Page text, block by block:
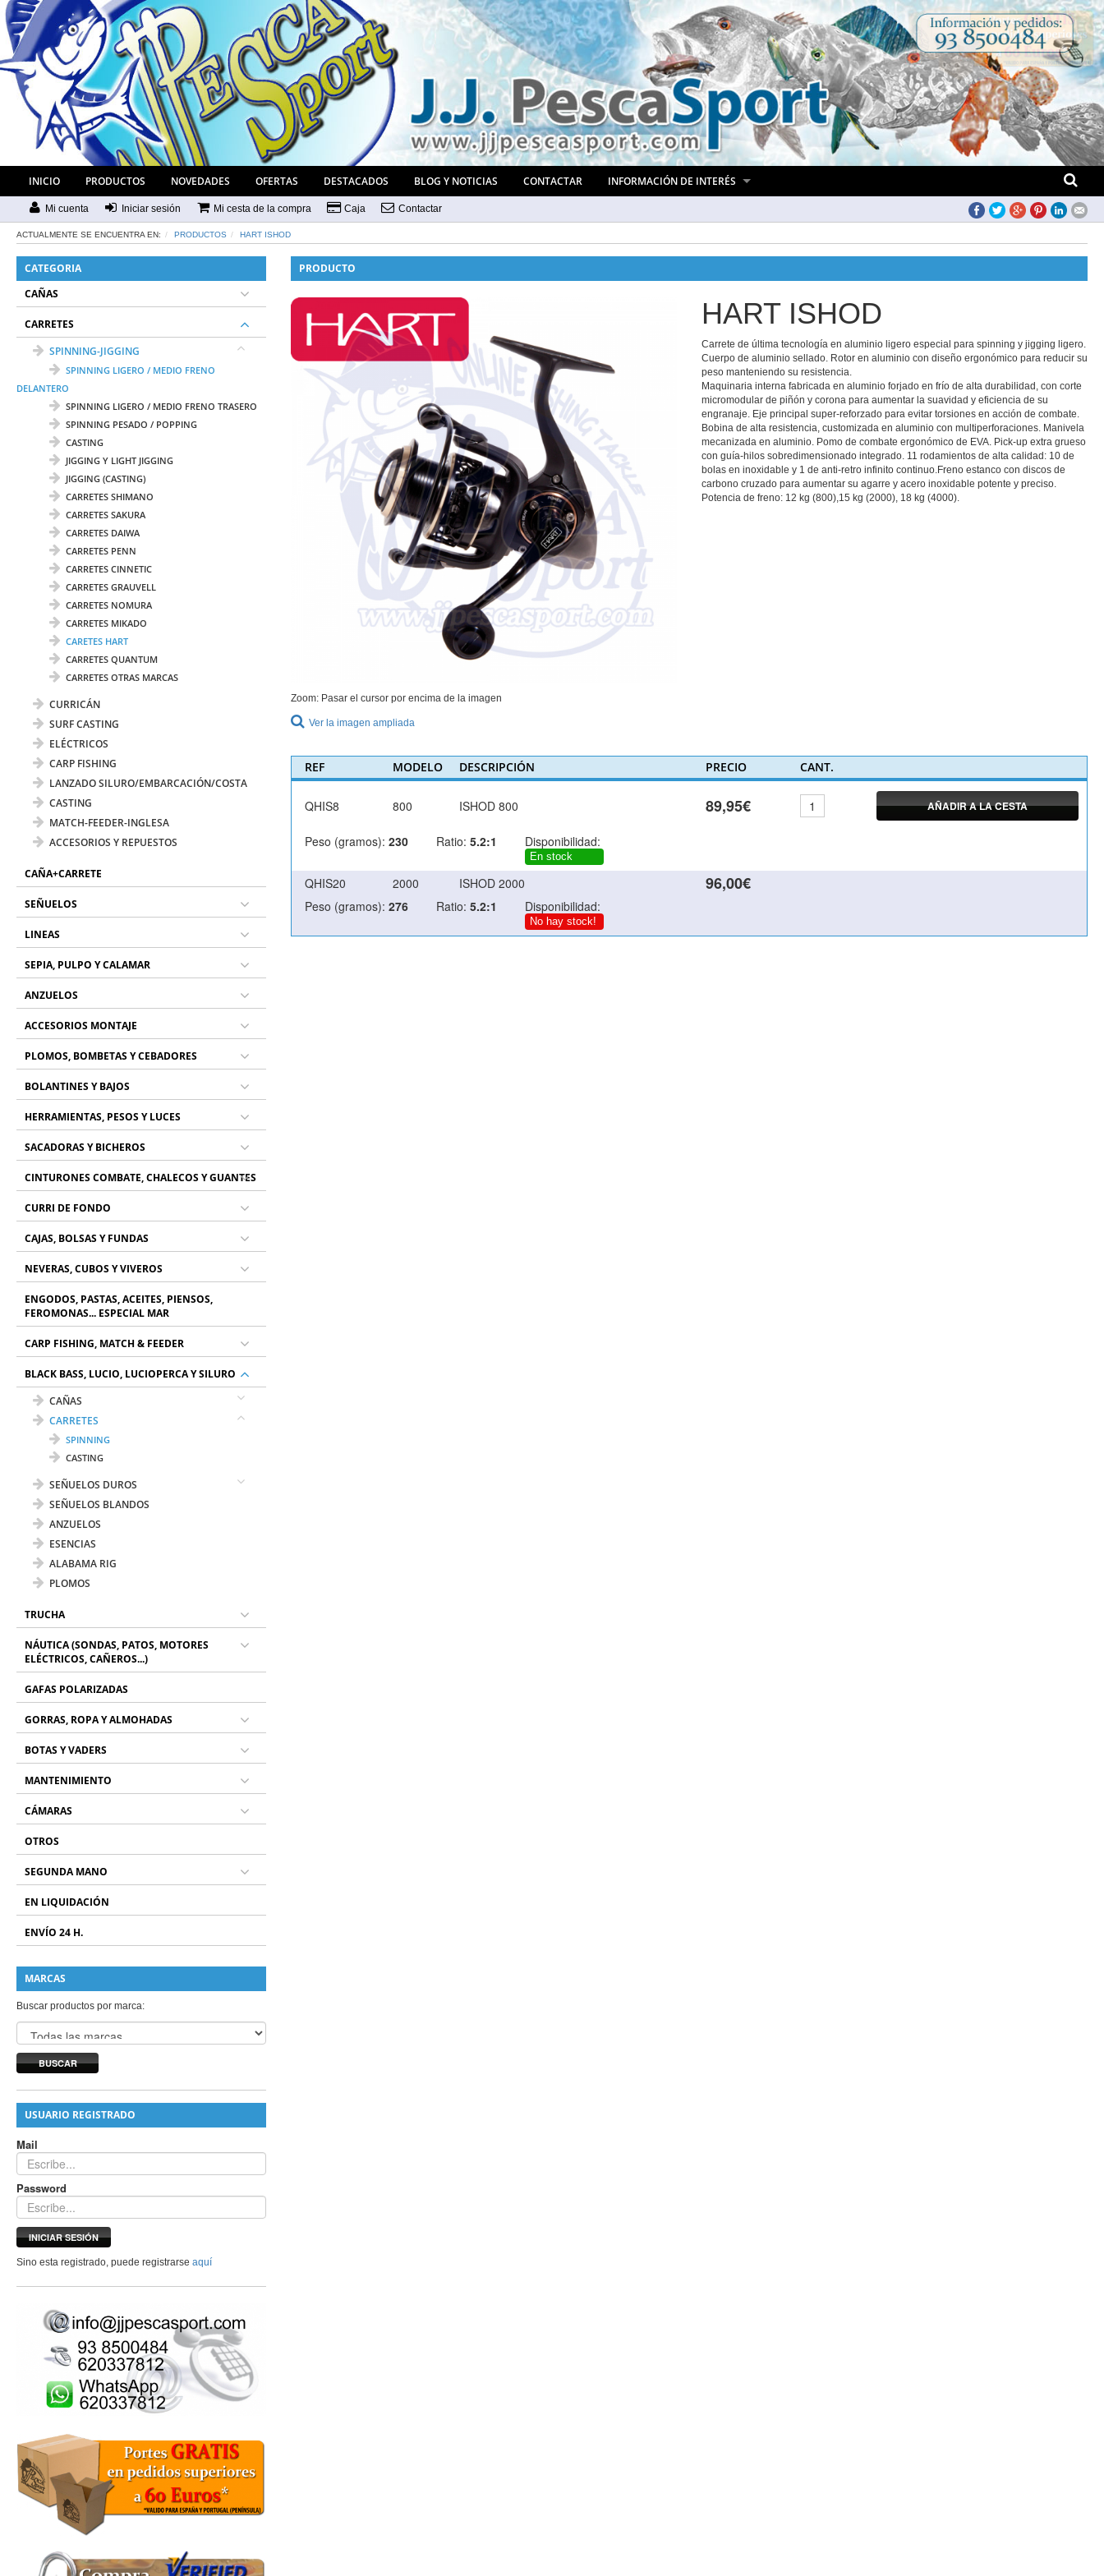
INICIO PRODUCTOS NOVEDADES OFERTAS DESTACADOS BLOG Y NOTICIAS CONTACTAR INFORMACIÓN DE INTERÉS
Mi cuenta Iniciar sesión Mi cesta de la compra Caja Contactar
ACTUALMENTE SE ENCUENTRA EN: PRODUCTOS HART ISHOD
CATEGORIA
CAÑAS
CARRETES
SPINNING-JIGGING
SPINNING LIGERO / MEDIO FRENO
DELANTERO
SPINNING LIGERO / MEDIO FRENO TRASERO
SPINNING PESADO / POPPING
CASTING
JIGGING Y LIGHT JIGGING
JIGGING (CASTING)
CARRETES SHIMANO
CARRETES SAKURA
CARRETES DAIWA
CARRETES PENN
CARRETES CINNETIC
CARRETES GRAUVELL
CARRETES NOMURA
CARRETES MIKADO
CARETES HART
CARRETES QUANTUM
CARRETES OTRAS MARCAS
CURRICÁN
SURF CASTING
ELÉCTRICOS
CARP FISHING
LANZADO SILURO/EMBARCACIÓN/COSTA
CASTING
MATCH-FEEDER-INGLESA
ACCESORIOS Y REPUESTOS
CAÑA+CARRETE
SEÑUELOS
LINEAS
SEPIA, PULPO Y CALAMAR
ANZUELOS
ACCESORIOS MONTAJE
PLOMOS, BOMBETAS Y CEBADORES
BOLANTINES Y BAJOS
HERRAMIENTAS, PESOS Y LUCES
SACADORAS Y BICHEROS
CINTURONES COMBATE, CHALECOS Y GUANTES
CURRI DE FONDO
CAJAS, BOLSAS Y FUNDAS
NEVERAS, CUBOS Y VIVEROS
ENGODOS, PASTAS, ACEITES, PIENSOS,
FEROMONAS... ESPECIAL MAR
CARP FISHING, MATCH & FEEDER
BLACK BASS, LUCIO, LUCIOPERCA Y SILURO
CAÑAS
CARRETES
SPINNING
CASTING
SEÑUELOS DUROS
SEÑUELOS BLANDOS
ANZUELOS
ESENCIAS
ALABAMA RIG
PLOMOS
TRUCHA
NÁUTICA (SONDAS, PATOS, MOTORES
ELÉCTRICOS, CAÑEROS...)
GAFAS POLARIZADAS
GORRAS, ROPA Y ALMOHADAS
BOTAS Y VADERS
MANTENIMIENTO
CÁMARAS
OTROS
SEGUNDA MANO
EN LIQUIDACIÓN
ENVÍO 24 H.
MARCAS
Buscar productos por marca:
BUSCAR
USUARIO REGISTRADO
Mail
Password
INICIAR SESIÓN
Sino esta registrado, puede registrarseaquí
PRODUCTO
Zoom: Pasar el cursor por encima de la imagen
Ver la imagen ampliada
HART ISHOD
Carrete de última tecnología en aluminio ligero especial para spinning y jigging ligero.
Cuerpo de aluminio sellado. Rotor en aluminio con diseño ergonómico para reducir su
peso manteniendo su resistencia.
Maquinaria interna fabricada en aluminio forjado en frío de alta durabilidad, con corte
micromodular de piñón y corona para aumentar la suavidad y eficiencia de su
engranaje. Eje principal super-reforzado para evitar torsiones en acción de combate.
Bobina de alta resistencia, customizada en aluminio con multiperforaciones. Manivela
mecanizada en aluminio. Pomo de combate ergonómico de EVA. Pick-up extra grueso
con guía-hilos sobredimensionado integrado. 11 rodamientos de alta calidad: 10 de
bolas en inoxidable y 1 de anti-retro infinito continuo.Freno estanco con discos de
carbono cruzado para aumentar su agarre y acero inoxidable potente y preciso.
Potencia de freno: 12 kg (800),15 kg (2000), 18 kg (4000).
REF MODELO DESCRIPCIÓN PRECIO CANT.
QHIS8 800 ISHOD 800 89,95€ AÑADIR A LA CESTA
Peso (gramos): 230 Ratio: 5.2:1 Disponibilidad:
En stock
QHIS20 2000 ISHOD 2000 96,00€
Peso (gramos): 276 Ratio: 5.2:1 Disponibilidad:
No hay stock!